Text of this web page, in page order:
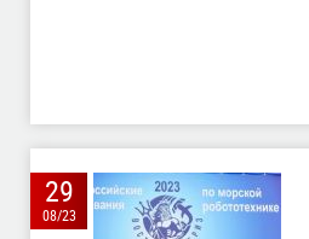
29
08/23